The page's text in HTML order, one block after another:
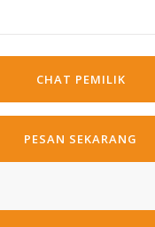
CHAT PEMILIK
PESAN SEKARANG